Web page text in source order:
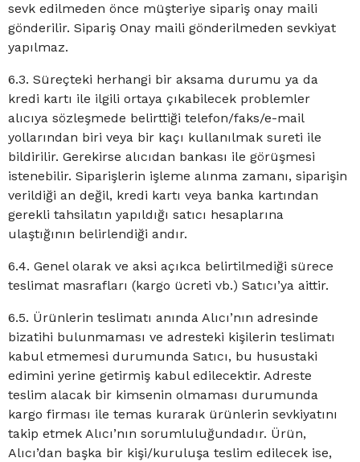
sevk edilmeden önce müşteriye sipariş onay maili
gönderilir. Sipariş Onay maili gönderilmeden sevkiyat
yapılmaz.
6.3. Süreçteki herhangi bir aksama durumu ya da
kredi kartı ile ilgili ortaya çıkabilecek problemler
alıcıya sözleşmede belirttiği telefon/faks/e-mail
yollarından biri veya bir kaçı kullanılmak sureti ile
bildirilir. Gerekirse alıcıdan bankası ile görüşmesi
istenebilir. Siparişlerin işleme alınma zamanı, siparişin
verildiği an değil, kredi kartı veya banka kartından
gerekli tahsilatın yapıldığı satıcı hesaplarına
ulaştığının belirlendiği andır.
6.4. Genel olarak ve aksi açıkca belirtilmediği sürece
teslimat masrafları (kargo ücreti vb.) Satıcı’ya aittir.
6.5. Ürünlerin teslimatı anında Alıcı’nın adresinde
bizatihi bulunmaması ve adresteki kişilerin teslimatı
kabul etmemesi durumunda Satıcı, bu husustaki
edimini yerine getirmiş kabul edilecektir. Adreste
teslim alacak bir kimsenin olmaması durumunda
kargo firması ile temas kurarak ürünlerin sevkiyatını
takip etmek Alıcı’nın sorumluluğundadır. Ürün,
Alıcı’dan başka bir kişi/kuruluşa teslim edilecek ise,